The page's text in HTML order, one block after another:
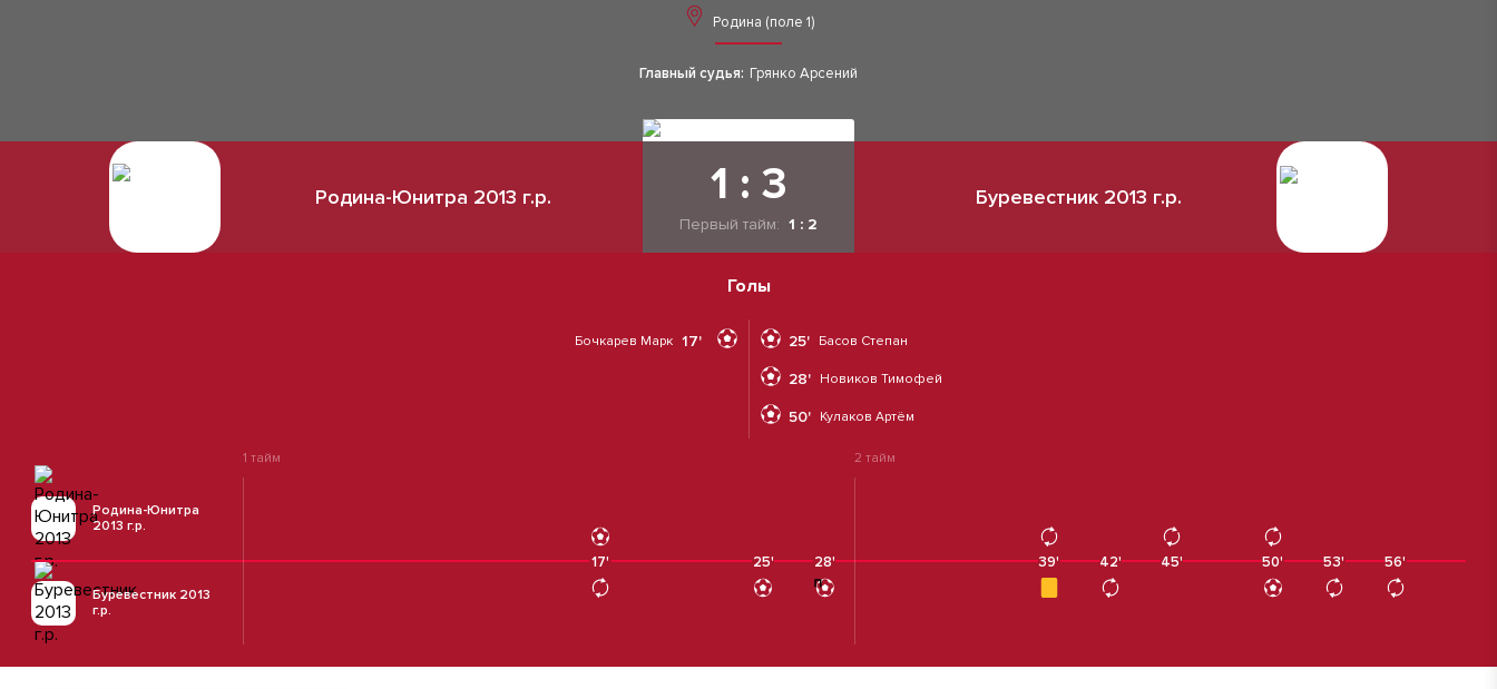
Родина (поле 1)
Главный судья: Грянко Арсений
Родина-Юнитра 2013 г.р. 1 : 3
Первый тайм: 1 : 2
Буревестник 2013 г.р.
Голы
Бочкарев Марк 17' Басов Степан
25'
Новиков Тимофей
28'
Кулаков Артём
50'
Родина-Юнитра
2013 г.р.
1 тайм 2 тайм
17'
17' 25' 28' 39'
39' 42' 45' 50'
50' 53' 56'
Буревестник 2013
г.р.